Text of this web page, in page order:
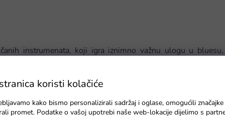
koristi kolačiće
kako bismo personalizirali sadržaj i oglase, omogućili
promet. Podatke o vašoj upotrebi naše web-lokacije dijelimo s
instrumenata, koji igra iznimno važnu ulogu u bluesu,
ples, pjevanje, trudi se svirati jednostavne instrumente.